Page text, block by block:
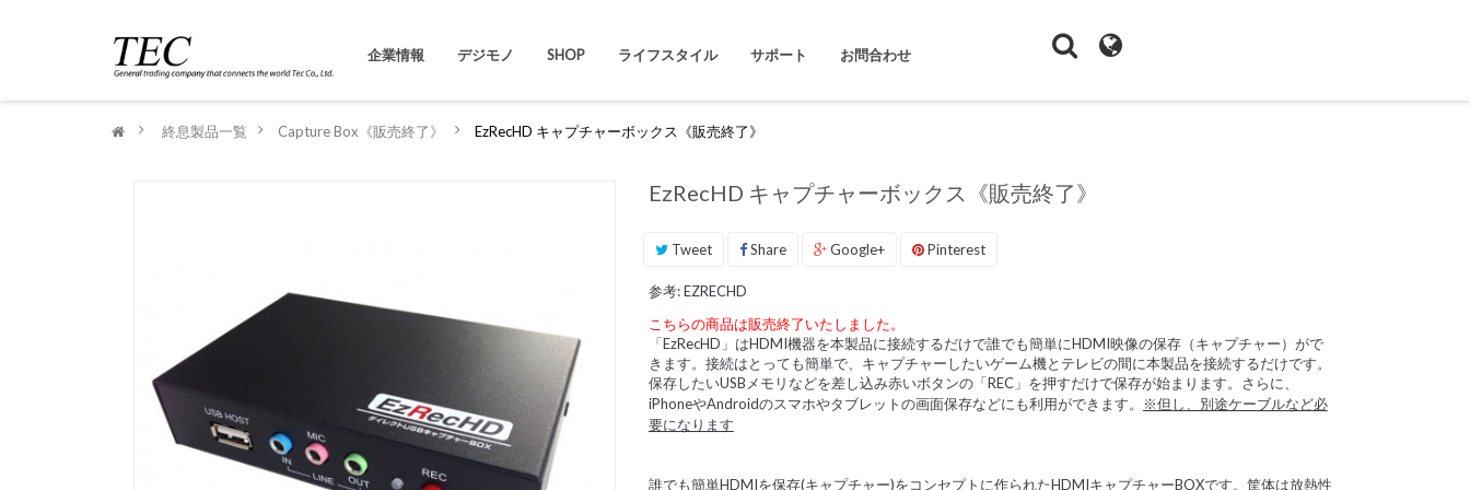
企業情報 デジモノ SHOP ライフスタイル サポート お問合わせ
> 終息製品一覧 > Capture Box《販売終了》 > EzRecHD キャプチャーボックス《販売終了》
EzRecHD キャプチャーボックス《販売終了》
Tweet Share Google+ Pinterest
参考:EZRECHD
こちらの商品は販売終了いたしました。
「EzRecHD」はHDMI機器を本製品に接続するだけで誰でも簡単にHDMI映像の保存（キャプチャー）がで
きます。接続はとっても簡単で、キャプチャーしたいゲーム機とテレビの間に本製品を接続するだけです。
保存したいUSBメモリなどを差し込み赤いボタンの「REC」を押すだけで保存が始まります。 さらに、
iPhoneやAndroidのスマホやタブレットの画面保存などにも利用ができます。
※但し、別途ケーブルなど必
要になります
誰でも簡単HDMIを保存(キャプチャー)をコンセプトに作られたHDMIキャプチャーBOXです。筐体は放熱性